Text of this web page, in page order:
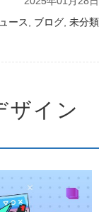
ース ブログ, 未分類
ザイン